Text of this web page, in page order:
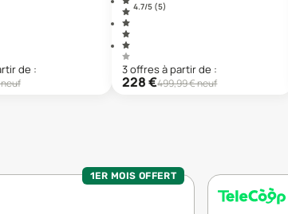
de :
4.7/5 (5)
3offresà partir de :
228€499,99€ neuf
1ER MOIS OFFERT